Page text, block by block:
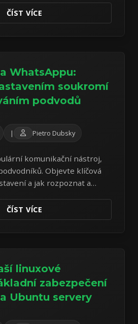
a produktivní.
ČÍST VÍCE
WhatsAppu:
soukromí
podvodů
| Pietro Dubsky
komunikační nástroj,
Objevte klíčová
a jak rozpoznat a
ČÍST VÍCE
linuxové
zabezpečení
Ubuntu servery